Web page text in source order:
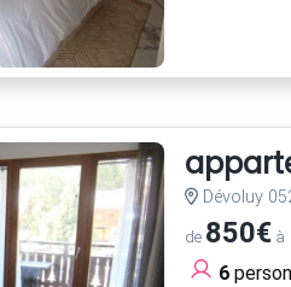
Dévoluy
de 850€à
6